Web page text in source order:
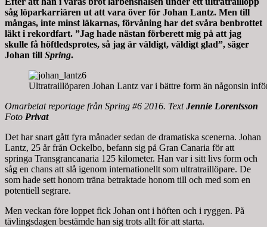
såg löparkarriären ut att vara över för Johan Lantz. Men till
mångas, inte minst läkarnas, förvåning har det svåra benbrottet
läkt i rekordfart. ”Jag hade nästan förberett mig på att jag
skulle få höftledsprotes, så jag är väldigt, väldigt glad”, säger
Johan till Spring.
Ultratraillöparen Johan Lantz var i bättre form än någonsin
Omarbetat reportage från Spring #6 2016. TextJennie Lorentsson
Foto Privat
Det har snart gått fyra månader sedan de dramatiska scenerna. Johan
Lantz, 25 år från Ockelbo, befann sig på Gran Canaria för att
springa Transgrancanaria 125 kilometer. Han var i sitt livs form och
såg en chans att slå igenom internationellt som ultratraillöpare. De
som hade sett honom träna betraktade honom till och med som en
potentiell segrare.
Men veckan före loppet fick Johan ont i höften och i ryggen. På
tävlingsdagen bestämde han sig trots allt för att starta.